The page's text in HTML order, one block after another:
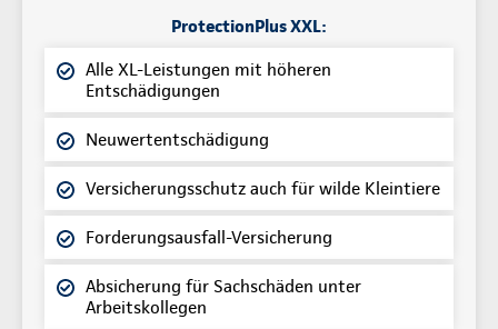
ProtectionPlus XXL:
Alle XL-Leistungen mit höheren
Entschädigungen
Neuwertentschädigung
Versicherungsschutz auch für wilde Kleintiere
Forderungsausfall-Versicherung
Absicherung für Sachschäden unter
Arbeitskollegen